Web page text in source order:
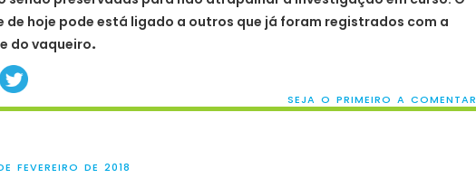
de hoje pode está ligado a outros que já foram registrados com a
do vaqueiro.
SEJA O PRIMEIRO A COMENTAR
FEVEREIRO DE 2018